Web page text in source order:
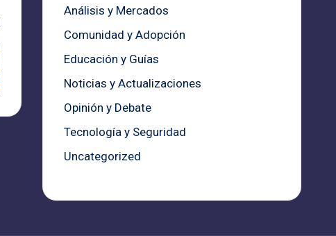
Análisis y Mercados
Comunidad y Adopción
Educación y Guías
Noticias y Actualizaciones
Opinión y Debate
Tecnología y Seguridad
Uncategorized